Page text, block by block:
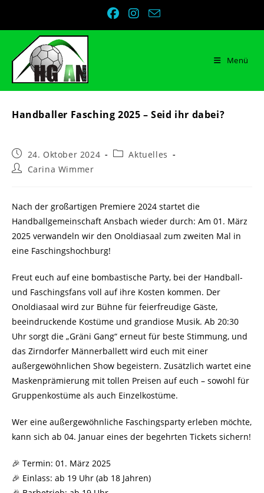
Menü
Handballer Fasching 2025 – Seid ihr dabei?
Beitrag
veröffentlicht:
24. Oktober 2024
Beitrags-
Aktuelles
Beitrags-
Carina Wimmer
Nach der großartigen Premiere 2024 startet die
Handballgemeinschaft Ansbach wieder durch: Am 01. März
2025 verwandeln wir den Onoldiasaal zum zweiten Mal in
eine Faschingshochburg!
Freut euch auf eine bombastische Party, bei der Handball-
und Faschingsfans voll auf ihre Kosten kommen. Der
Onoldiasaal wird zur Bühne für feierfreudige Gäste,
beeindruckende Kostüme und grandiose Musik. Ab 20:30
Uhr sorgt die „Gräni Gang“ erneut für beste Stimmung, und
das Zirndorfer Männerballett wird euch mit einer
außergewöhnlichen Show begeistern. Zusätzlich wartet eine
Maskenprämierung mit tollen Preisen auf euch – sowohl für
Gruppenkostüme als auch Einzelkostüme.
Wer eine außergewöhnliche Faschingsparty erleben möchte,
kann sich ab 04. Januar eines der begehrten Tickets sichern!
🎉 Termin: 01. März 2025
🎉 Einlass: ab 19 Uhr (ab 18 Jahren)